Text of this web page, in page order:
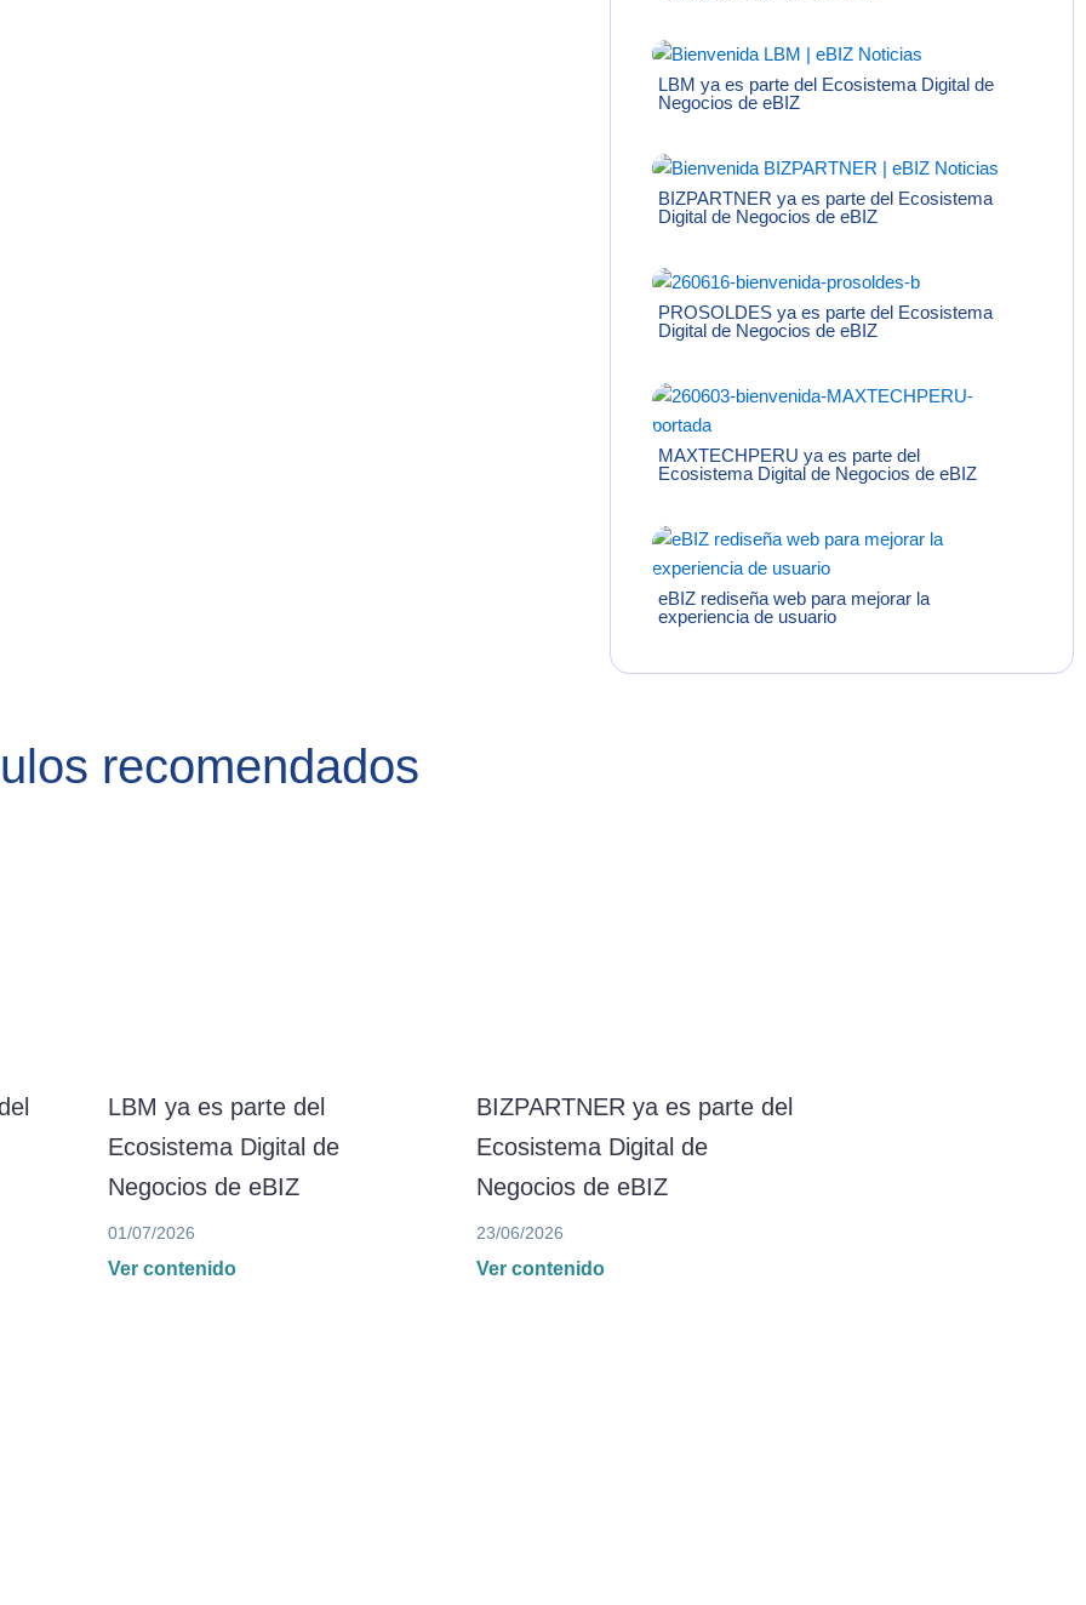
LBM ya es parte del Ecosistema Digital de
Negocios de eBIZ
BIZPARTNER ya es parte del Ecosistema
Digital de Negocios de eBIZ
PROSOLDES ya es parte del Ecosistema
Digital de Negocios de eBIZ
MAXTECHPERU ya es parte del
Ecosistema Digital de Negocios de eBIZ
eBIZ rediseña web para mejorar la
experiencia de usuario
recomendados
LBM ya es parte del
Ecosistema Digital de
Negocios de eBIZ
01/07/2026
Ver contenido
BIZPARTNER ya es parte del
Ecosistema Digital de
Negocios de eBIZ
23/06/2026
Ver contenido